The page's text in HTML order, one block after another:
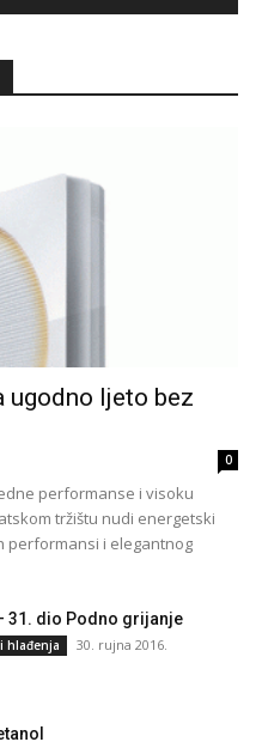
ugodno ljeto bez
0
performanse i visoku
tržištu nudi energetski
performansi i elegantnog
31. dio Podno grijanje
hlađenja 30. rujna 2016.